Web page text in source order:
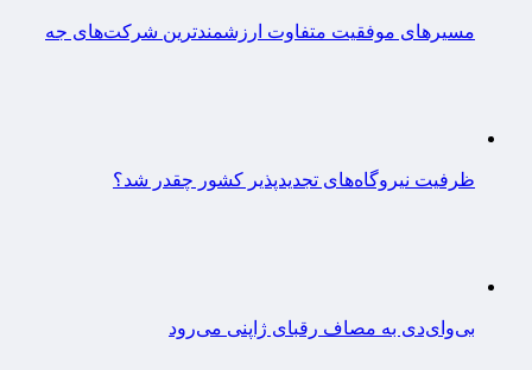
مسیرهای موفقیت متفاوت ارزشمندترین شرکت‌های جه
ظرفیت نیروگاه‌های تجدیدپذیر کشور چقدر شد؟
بی‌وای‌دی به مصاف رقبای ژاپنی می‌رود